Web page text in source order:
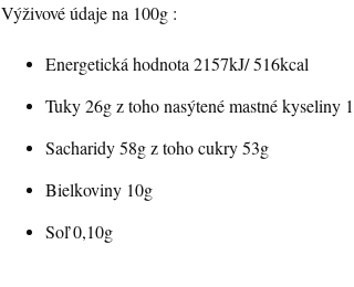
Výživové údaje na 100g :
Energetická hodnota 2157kJ/ 516kcal
Tuky 26g z toho nasýtené mastné kyseliny
Sacharidy 58g z toho cukry 53g
Bielkoviny 10g
Soľ 0,10g